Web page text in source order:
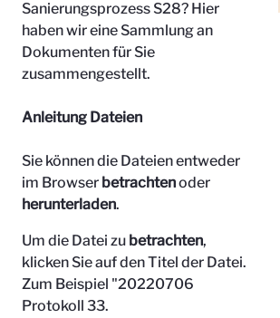
Sanierungsprozess S28? Hier
haben wir eine Sammlung an
Dokumenten für Sie
zusammengestellt.
Anleitung Dateien
Sie können die Dateien entweder
im Browser betrachtenoder
herunterladen.
Um die Datei zu betrachten,
klicken Sie auf den Titel der Datei.
Zum Beispiel "20220706
Protokoll 33.